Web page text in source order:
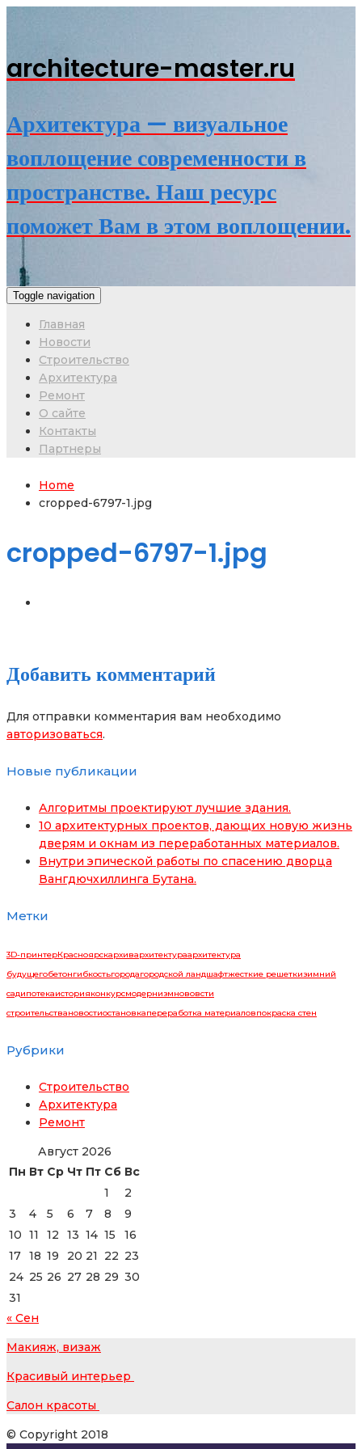
architecture-master.ru
Архитектура — визуальное
воплощение современности в
пространстве. Наш ресурс
поможет Вам в этом воплощении.
Toggle navigation
Главная
Новости
Строительство
Архитектура
Ремонт
О сайте
Контакты
Партнеры
Home
cropped-6797-1.jpg
cropped-6797-1.jpg
Добавить комментарий
Для отправки комментария вам необходимо
авторизоваться.
Новые публикации
Алгоритмы проектируют лучшие здания.
10 архитектурных проектов, дающих новую жизнь
дверям и окнам из переработанных материалов.
Внутри эпической работы по спасению дворца
Вангдючхиллинга Бутана.
Метки
3D-принтерКрасноярскархивархитектураархитектура
будущегобетонгибкостьгородагородской ландшафтжесткие решеткизимний
садипотекаисторияконкурсмодернизмнововсти
строительствановостиостановкапереработка материаловпокраска стен
Рубрики
Строительство
Архитектура
Ремонт
Август 2026
Пн Вт Ср Чт Пт Сб Вс
1
2
3
4 5 6 7 8
9
10 11 12 13 14 15
16
17 18 19 20 21 22 23
24 25 26 27 28 29 30
31
« Сен
Макияж, визаж
Красивый интерьер
Салон красоты
© Copyright 2018